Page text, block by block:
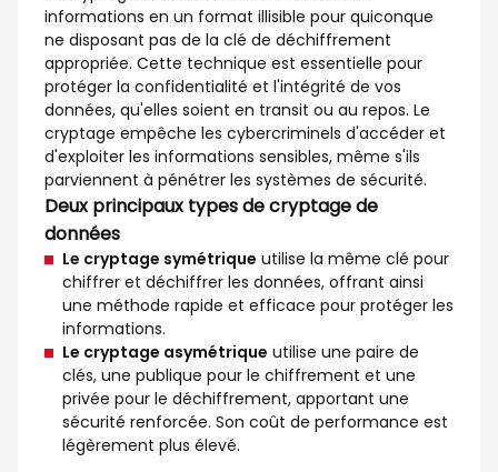
informations en un format illisible pour quiconque
ne disposant pas de la clé de déchiffrement
appropriée. Cette technique est essentielle pour
protéger la confidentialité et l'intégrité de vos
données, qu'elles soient en transit ou au repos. Le
cryptage empêche les cybercriminels d'accéder et
d'exploiter les informations sensibles, même s'ils
parviennent à pénétrer les systèmes de sécurité.
Deux principaux types de cryptage de
données
Le cryptage symétrique utilise la même clé pour
chiffrer et déchiffrer les données, offrant ainsi
une méthode rapide et efficace pour protéger les
informations.
Le cryptage asymétrique utilise une paire de
clés, une publique pour le chiffrement et une
privée pour le déchiffrement, apportant une
sécurité renforcée. Son coût de performance est
légèrement plus élevé.